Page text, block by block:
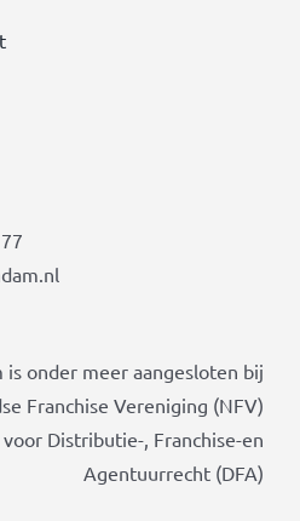
is onder meer aangesloten bij
Franchise Vereniging (NFV)
Distributie-, Franchise-en
Agentuurrecht (DFA)